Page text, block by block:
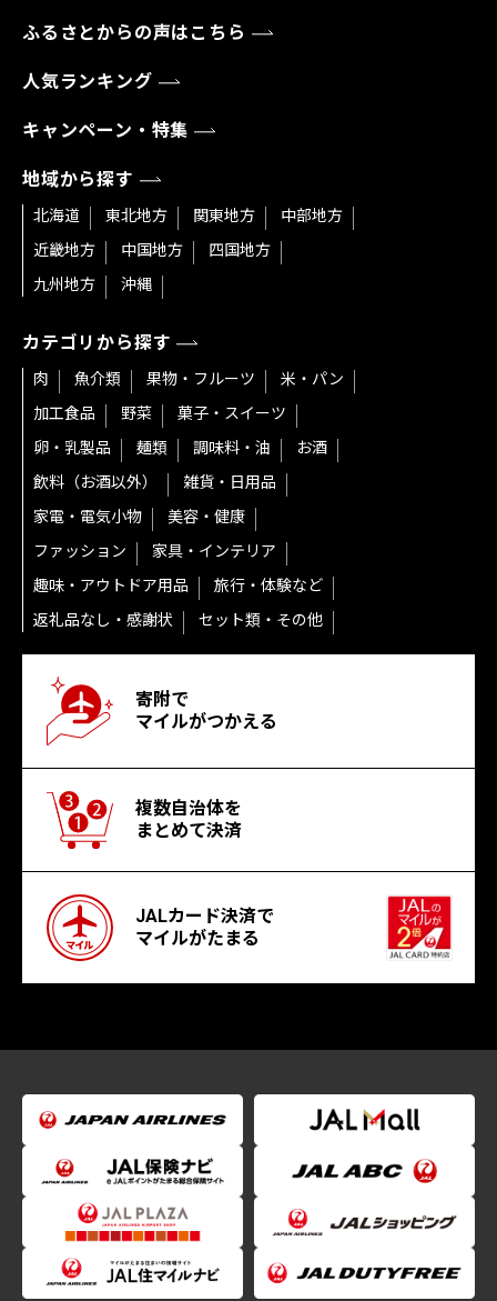
ふるさとからの声はこちら
人気ランキング
キャンペーン・特集
地域から探す
北海道 東北地方 関東地方
中部地方
近畿地方
中国地方
四国地方
九州地方
沖縄
カテゴリから探す
肉 魚介類 果物・フルーツ
米・パン
加工食品
野菜
菓子・スイーツ
卵・乳製品
麺類 調味料・油
お酒
飲料（お酒以外）
雑貨・日用品
家電・電気小物
美容・健康
ファッション
家具・インテリア
趣味・アウトドア用品
旅行・体験など
返礼品なし・感謝状
セット類・その他
寄附で
マイルがつかえる
複数自治体を
まとめて決済
JALカード決済で
マイルがたまる